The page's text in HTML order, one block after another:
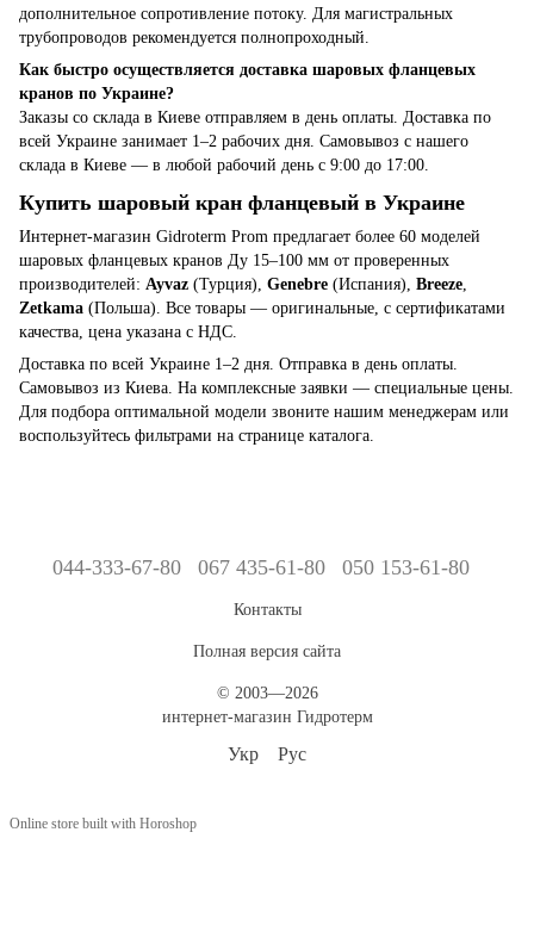
дополнительное сопротивление потоку. Для магистральных
трубопроводов рекомендуется полнопроходный.
Как быстро осуществляется доставка шаровых фланцевых
кранов по Украине?
Заказы со склада в Киеве отправляем в день оплаты. Доставка по
всей Украине занимает 1–2 рабочих дня. Самовывоз с нашего
склада в Киеве — в любой рабочий день с 9:00 до 17:00.
Купить шаровый кран фланцевый в Украине
Интернет-магазин Gidroterm Prom предлагает более 60 моделей
шаровых фланцевых кранов Ду 15–100 мм от проверенных
производителей: Ayvaz (Турция), Genebre (Испания), Breeze,
Zetkama (Польша). Все товары — оригинальные, с сертификатами
качества, цена указана с НДС.
Доставка по всей Украине 1–2 дня. Отправка в день оплаты.
Самовывоз из Киева. На комплексные заявки — специальные цены.
Для подбора оптимальной модели звоните нашим менеджерам или
воспользуйтесь фильтрами на странице каталога.
044-333-67-80 067 435-61-80 050 153-61-80
Контакты
Полная версия сайта
© 2003—2026
интернет-магазин Гидротерм
Укр Рус
Online store built with Horoshop